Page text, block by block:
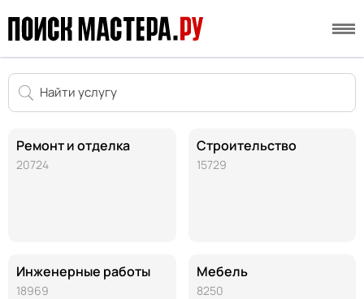
Ремонт и отделка
20724
Инженерные работы
18969
Строительство
15729
Мебель
8250